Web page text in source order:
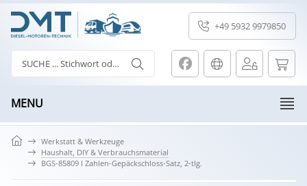
+49 5932 9979850
MENU
Werkstatt & Werkzeuge
Haushalt, DIY & Verbrauchsmaterial
BGS-85809 I Zahlen-Gepäckschloss-Satz, 2-tlg.